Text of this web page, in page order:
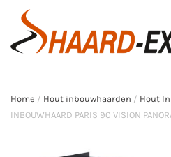
Skip to main content
Home / Hout inbouwhaarden / Hout
INBOUWHAARD PARIS 90 VISION